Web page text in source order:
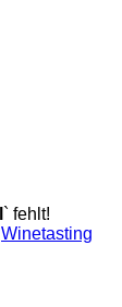
` fehlt!
Winetasting